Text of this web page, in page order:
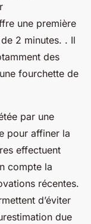
une première
2 minutes. . Il
des
fourchette de
par une
pour affiner la
effectuent
compte la
récentes.
d’éviter
due